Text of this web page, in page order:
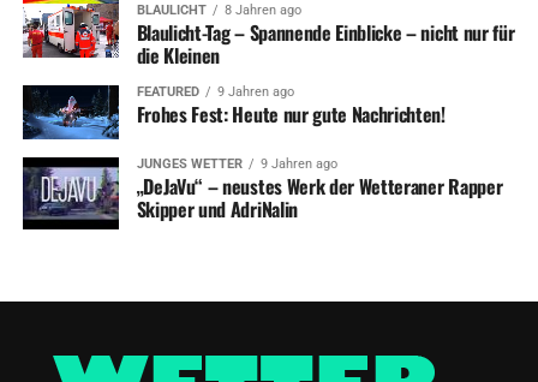
BLAULICHT 8 Jahren ago
Blaulicht-Tag – Spannende Einblicke – nicht nur für
die Kleinen
FEATURED 9 Jahren ago
Frohes Fest: Heute nur gute Nachrichten!
JUNGES WETTER 9 Jahren ago
„DeJaVu“ – neustes Werk der Wetteraner Rapper
Skipper und AdriNalin